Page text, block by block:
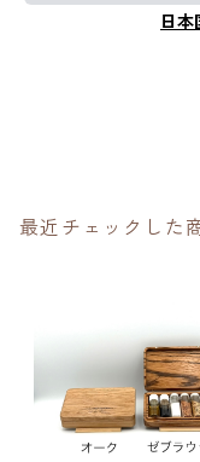
日本
最近チェックした